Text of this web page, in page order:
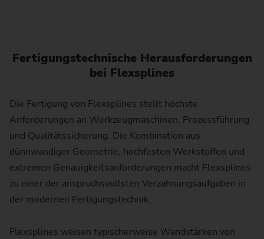
Fertigungstechnische Herausforderungen
bei Flexsplines
Die Fertigung von Flexsplines stellt höchste
Anforderungen an Werkzeugmaschinen, Prozessführung
und Qualitätssicherung. Die Kombination aus
dünnwandiger Geometrie, hochfesten Werkstoffen und
extremen Genauigkeitsanforderungen macht Flexsplines
zu einer der anspruchsvollsten Verzahnungsaufgaben in
der modernen Fertigungstechnik.
Flexsplines weisen typischerweise Wandstärken von